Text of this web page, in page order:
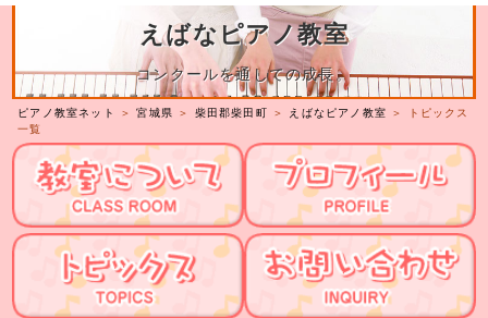
えばなピアノ教室
コンクールを通しての成長。
ピアノ教室ネット ＞宮城県 ＞ 柴田郡柴田町 ＞ えばなピアノ教室 ＞ トピックス
一覧